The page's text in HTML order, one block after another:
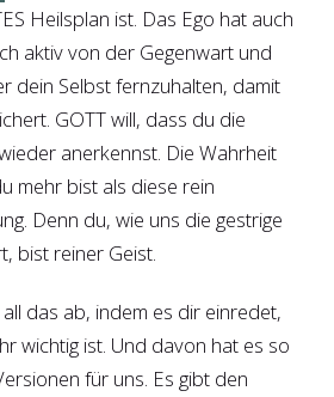
Heilsplan ist. Das Ego hat auch
aktiv von der Gegenwart und
dein Selbst fernzuhalten, damit
GOTT will, dass du die
anerkennst. Die Wahrheit
mehr bist als diese rein
Denn du, wie uns die gestrige
bist reiner Geist.
das ab, indem es dir einredet,
wichtig ist. Und davon hat es so
für uns. Es gibt den